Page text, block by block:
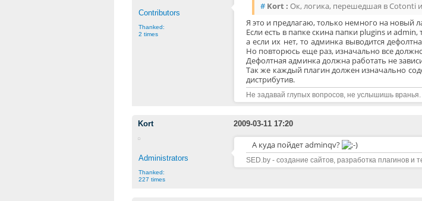
Contributors
Thanked:
2 times
# Kort : Ок, логика, перешедшая в Cotonti
Я это и предлагаю, только немного на новый
Если есть в папке скина папки plugins и
а если их нет, то админка выводится
Но повторюсь еще раз, изначально все
Дефолтная админка должна работать не
Так же каждый плагин должен изначально
дистрибутив.
Не задавай глупых вопросов, не услышишь вранья.
Kort 2009-03-11 17:20
Administrators
Thanked:
227 times
А куда пойдет adminqv?
SED.by - создание сайтов, разработка плагинов и